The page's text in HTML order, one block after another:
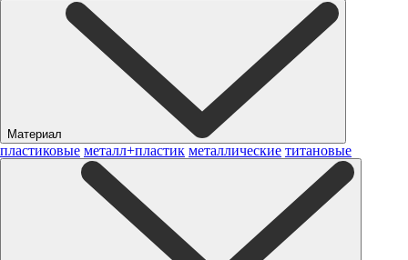
Материал
пластиковые металл+пластик металлические титановые